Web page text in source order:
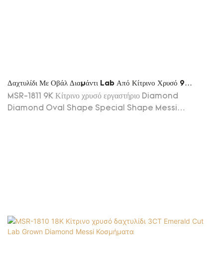
Δαχτυλίδι Με Οβάλ Διαμάντι Lab Από Κίτρινο Χρυσό 9
Καρατίων Για Αρραβώνα Και Γάμο MSR-1811
MSR-1811 9K Κίτρινο χρυσό εργαστήριο Diamond
Diamond Oval Shape Special Shape Messi